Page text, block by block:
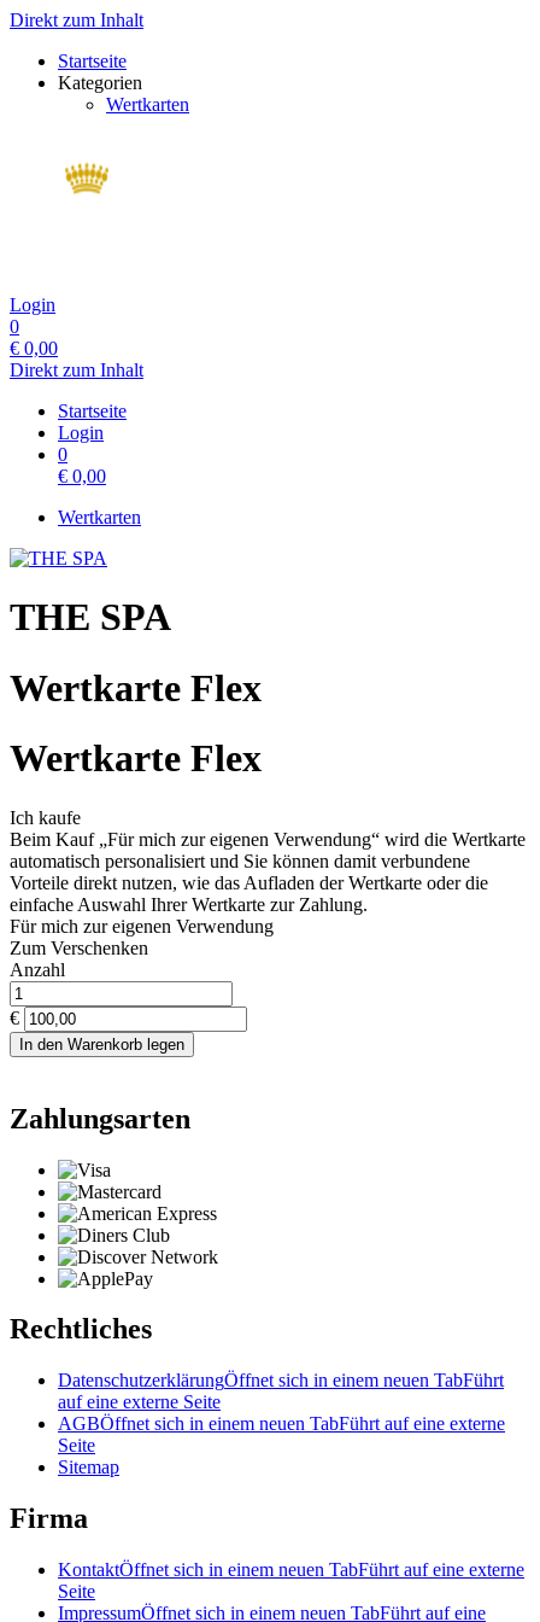
Direkt zum Inhalt
Startseite
Kategorien
Wertkarten
Login
0
€ 0,00
Direkt zum Inhalt
Startseite
Login
0
€ 0,00
Wertkarten
THE SPA
Wertkarte Flex
Wertkarte Flex
Ich kaufe
Beim Kauf „Für mich zur eigenen Verwendung“ wird die Wertkarte
automatisch personalisiert und Sie können damit verbundene
Vorteile direkt nutzen, wie das Aufladen der Wertkarte oder die
einfache Auswahl Ihrer Wertkarte zur Zahlung.
Für mich zur eigenen Verwendung
Zum Verschenken
Anzahl
€
In den Warenkorb legen
Zahlungsarten
Rechtliches
DatenschutzerklärungÖffnet sich in einem neuen TabFührt
auf eine externe Seite
AGBÖffnet sich in einem neuen TabFührt auf eine externe
Seite
Sitemap
Firma
KontaktÖffnet sich in einem neuen TabFührt auf eine externe
Seite
ImpressumÖffnet sich in einem neuen TabFührt auf eine